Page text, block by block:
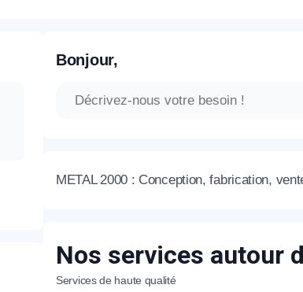
Bonjour,
METAL 2000 : Conception, fabrication,
Nos services autour
Services de haute qualité